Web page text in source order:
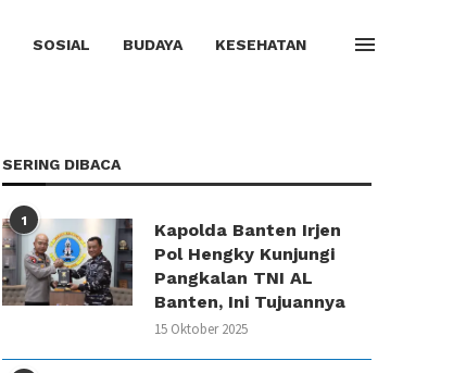
SOSIAL BUDAYA KESEHATAN
SERING DIBACA
1
Kapolda Banten Irjen
Pol Hengky Kunjungi
Pangkalan TNI AL
Banten, Ini Tujuannya
15 Oktober 2025